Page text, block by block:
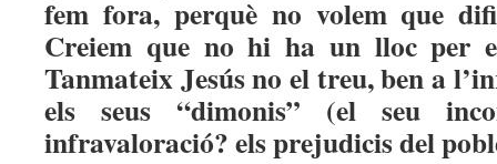
fem fora, perquè no volem que
Creiem que no hi ha un lloc per
Tanmateix Jesús no el treu, ben a
els seus “dimonis” (el seu
infravaloració? els prejudicis del